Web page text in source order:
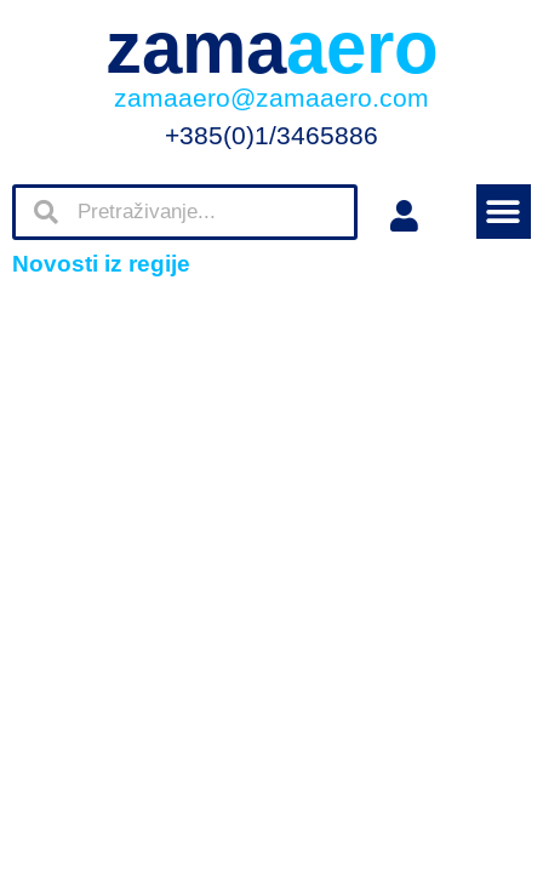
zamaaero
zamaaero@zamaaero.com
+385(0)1/3465886
Novosti iz regije